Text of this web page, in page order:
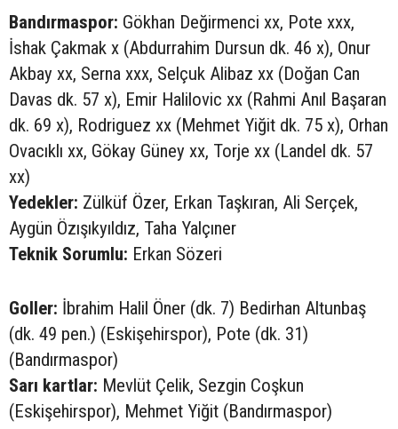
Bandırmaspor: Gökhan Değirmenci xx, Pote xxx,
İshak Çakmak x (Abdurrahim Dursun dk. 46 x), Onur
Akbay xx, Serna xxx, Selçuk Alibaz xx (Doğan Can
Davas dk. 57 x), Emir Halilovic xx (Rahmi Anıl Başaran
dk. 69 x), Rodriguez xx (Mehmet Yiğit dk. 75 x), Orhan
Ovacıklı xx, Gökay Güney xx, Torje xx (Landel dk. 57
xx)
Yedekler: Zülküf Özer, Erkan Taşkıran, Ali Serçek,
Aygün Özışıkyıldız, Taha Yalçıner
Teknik Sorumlu: Erkan Sözeri
Goller: İbrahim Halil Öner (dk. 7) Bedirhan Altunbaş
(dk. 49 pen.) (Eskişehirspor), Pote (dk. 31)
(Bandırmaspor)
Sarı kartlar: Mevlüt Çelik, Sezgin Coşkun
(Eskişehirspor), Mehmet Yiğit (Bandırmaspor)